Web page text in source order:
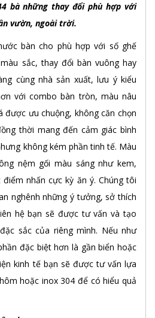
bà những thay đổi phù hợp với
vườn, ngoài trời.
bàn cho phù hợp với số ghế
sắc, thay đổi bàn vuông hay
cùng nhà sản xuất, lưu ý kiểu
với combo bàn tròn, màu nâu
được ưu chuộng, không căn chọn
thời mang đến cảm giác bình
không kém phần tinh tế. Màu
nệm gối màu sáng như kem,
nhấn cực kỳ ăn ý. Chúng tôi
nghênh những ý tưởng, sở thích
hệ bạn sẽ được tư vấn và tạo
sắc của riêng mình. Nếu như
đặc biệt hơn là gần biển hoặc
kinh tế bạn sẽ được tư vấn lựa
hoặc inox 304 để có hiểu quả